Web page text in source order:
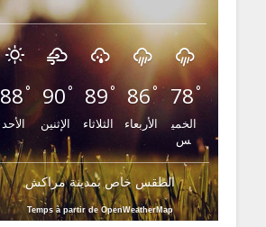
88°
الأحد
90°
الإثنين
89°
الثلاثاء
86°
الأربعاء
78°
الخمي
س
الطقس خاص بمدينة مراكش
Temps à partir de OpenWeatherMap